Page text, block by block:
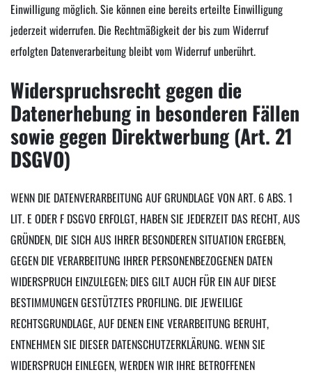
Einwilligung möglich. Sie können eine bereits erteilte Einwilligung
jederzeit widerrufen. Die Rechtmäßigkeit der bis zum Widerruf
erfolgten Datenverarbeitung bleibt vom Widerruf unberührt.
Widerspruchsrecht gegen die
Datenerhebung in besonderen Fällen
sowie gegen Direktwerbung (Art. 21
DSGVO)
WENN DIE DATENVERARBEITUNG AUF GRUNDLAGE VON ART. 6 ABS. 1
LIT. E ODER F DSGVO ERFOLGT, HABEN SIE JEDERZEIT DAS RECHT, AUS
GRÜNDEN, DIE SICH AUS IHRER BESONDEREN SITUATION ERGEBEN,
GEGEN DIE VERARBEITUNG IHRER PERSONENBEZOGENEN DATEN
WIDERSPRUCH EINZULEGEN; DIES GILT AUCH FÜR EIN AUF DIESE
BESTIMMUNGEN GESTÜTZTES PROFILING. DIE JEWEILIGE
RECHTSGRUNDLAGE, AUF DENEN EINE VERARBEITUNG BERUHT,
ENTNEHMEN SIE DIESER DATENSCHUTZERKLÄRUNG. WENN SIE
WIDERSPRUCH EINLEGEN, WERDEN WIR IHRE BETROFFENEN